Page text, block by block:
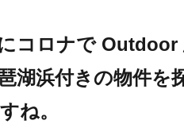
コロナで
湖浜付きの物件を
ね。